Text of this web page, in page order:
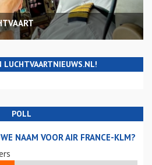
LUCHTVAARTNIEUWS.NL!
POLL
NAAM VOOR AIR FRANCE-KLM?